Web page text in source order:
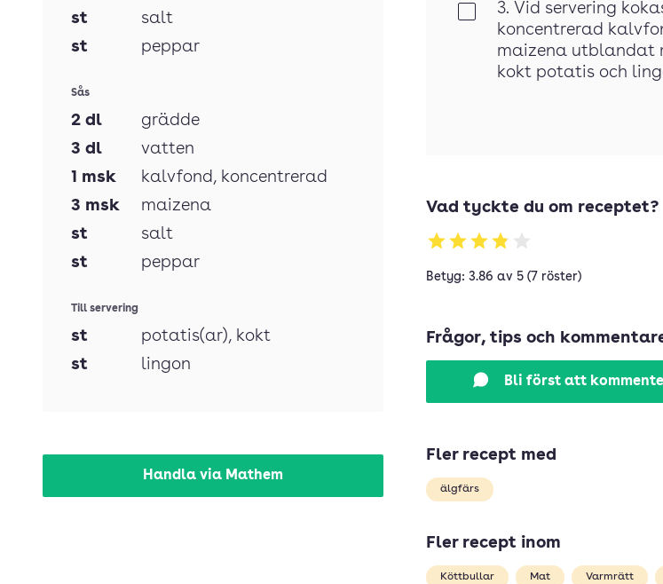
st
salt
st
peppar
Sås
2 dl
grädde
3 dl
vatten
1 msk kalvfond, koncentrerad
3 msk
maizena
st
salt
st
peppar
Till servering
st potatis(ar), kokt
st
lingon
Handla via Mathem
3. Vid servering
koncentrerad
maizena utblandat
kokt potatis och
Vad tyckte du om receptet?
Betyg: 3.86 av 5 (7 röster)
Frågor, tips och
Bli först att
Fler recept med
älgfärs
Fler recept inom
Köttbullar Mat Varmrätt